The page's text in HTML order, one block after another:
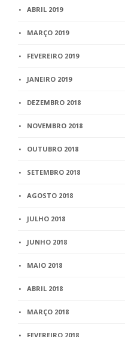
ABRIL 2019
MARÇO 2019
FEVEREIRO 2019
JANEIRO 2019
DEZEMBRO 2018
NOVEMBRO 2018
OUTUBRO 2018
SETEMBRO 2018
AGOSTO 2018
JULHO 2018
JUNHO 2018
MAIO 2018
ABRIL 2018
MARÇO 2018
FEVEREIRO 2018